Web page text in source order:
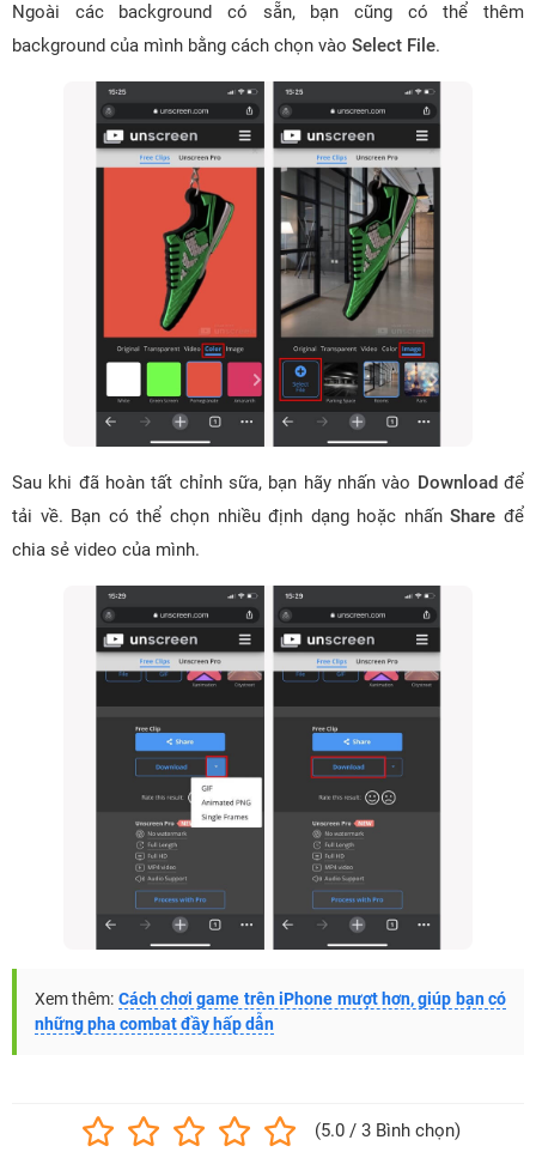
Ngoài các background có sẵn, bạn cũng có thể thêm
background của mình bằng cách chọn vào Select File.
Sau khi đã hoàn tất chỉnh sữa, bạn hãy nhấn vào Downloadđể
tải về. Bạn có thể chọn nhiều định dạng hoặc nhấnShare để
chia sẻ video của mình.
Xem thêm: Cách chơi game trên iPhone mượt hơn, giúp bạn có
những pha combat đầy hấp dẫn
(5.0 / 3 Bình chọn)